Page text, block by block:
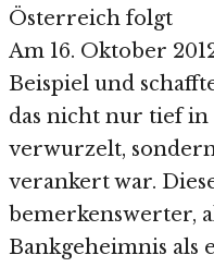
Österreich folgt
Am 16. Oktober
Beispiel und
das nicht nur tief in
verwurzelt,
verankert war.
bemerkenswerter,
Bankgeheimnis als